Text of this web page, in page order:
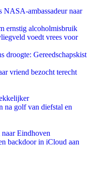
ambassadeur naar
ernstig alcoholmisbruik
voedt vrees voor
droogte: Gereedschapskist
vriend bezocht terecht
na golf van diefstal en
Eindhoven
backdoor in iCloud aan